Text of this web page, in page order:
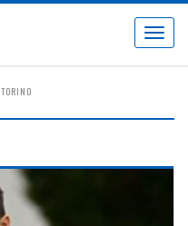
Toggle
TORINO